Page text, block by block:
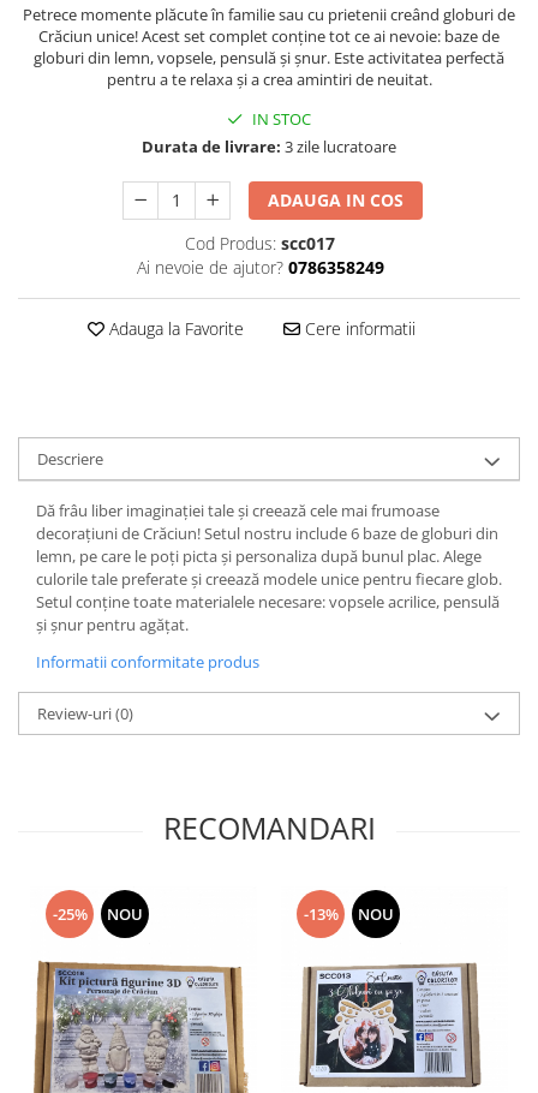
Carton Colorat
Hartie Colorata
Instrumente de scris
Accesorii scriere
Creioane automate , mine
Creioane grafice
Rollere
Stilouri
Laminatoare si accesorii
Liniare , truse geometrie
Lipici
Lipici Solid
Lipici Lichid
Markere si Carioci
Carioci
Markere creta lichida
Markere Whiteboard
Penare
Pensule scolare
Picuri si corectoare
Plastelina
Petrece momente plăcute în familie sau cu prietenii creând globuri de
Crăciun unice! Acest set complet conține tot ce ai nevoie: baze de
globuri din lemn, vopsele, pensulă și șnur. Este activitatea perfectă
pentru a te relaxa și a crea amintiri de neuitat.
IN STOC
Durata de livrare: 3 zile lucratoare
ADAUGA IN COS
Cod Produs: scc017
Ai nevoie de ajutor? 0786358249
Adauga la Favorite Cere informatii
Descriere
Dă frâu liber imaginației tale și creează cele mai frumoase
decorațiuni de Crăciun! Setul nostru include 6 baze de globuri din
lemn, pe care le poți picta și personaliza după bunul plac. Alege
culorile tale preferate și creează modele unice pentru fiecare glob.
Setul conține toate materialele necesare: vopsele acrilice, pensulă
și șnur pentru agățat.
Informatii conformitate produs
Review-uri(0)
RECOMANDARI
-25% NOU -13% NOU